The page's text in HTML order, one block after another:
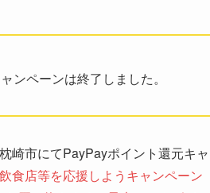
ンペーンは終了しました。
崎市にてPayPayポイント還元キ
飲食店等を応援しようキャンペー